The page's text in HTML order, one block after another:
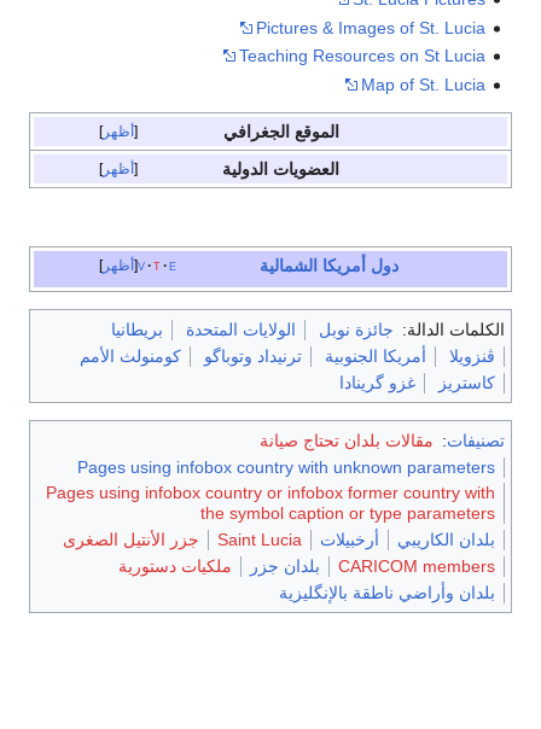
Pictures & Images of St. Lucia
Teaching Resources on St Lucia
Map of St. Lucia
أظهر الموقع الجغرافي
أظهر العضويات الدولية
أظهر v t e دول أمريكا الشمالية
الكلمات الدالة: جائزة نوبل الولايات المتحدة
بريطانيا
ڤنزويلا
أمريكا الجنوبية ترنيداد وتوباگو
كومنولث الأمم
كاستريز
غزو گرينادا
تصنيفات: مقالات بلدان تحتاج صيانة
Pages using infobox country with unknown parameters
Pages using infobox country or infobox former country with
the symbol caption or type parameters
بلدان الكاريبي
أرخبيلات Saint Lucia
جزر الأنتيل الصغرى
CARICOM members
بلدان جزر
ملكيات دستورية
بلدان وأراضي ناطقة بالإنگليزية